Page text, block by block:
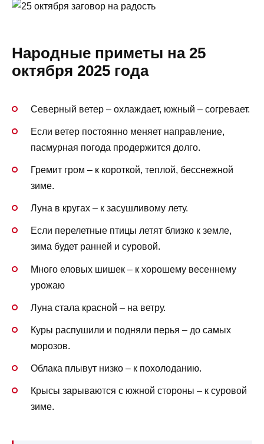
Народные приметы на 25
октября 2025 года
Северный ветер – охлаждает, южный – согревает.
Если ветер постоянно меняет направление,
пасмурная погода продержится долго.
Гремит гром – к короткой, теплой, бесснежной
зиме.
Луна в кругах – к засушливому лету.
Если перелетные птицы летят близко к земле,
зима будет ранней и суровой.
Много еловых шишек – к хорошему весеннему
урожаю
Луна стала красной – на ветру.
Куры распушили и подняли перья – до самых
морозов.
Облака плывут низко – к похолоданию.
Крысы зарываются с южной стороны – к суровой
зиме.